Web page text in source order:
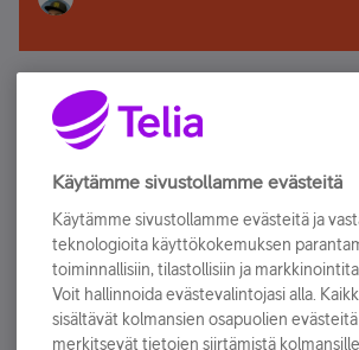
Älä jää paitsi – osallistu ja
Tilaa Telian uutiskirje ja olet mukana
sähköpostiisi.
Tilaa nyt
Käytämme sivustollamme evästeitä
Käytämme sivustollamme evästeitä ja
teknologioita käyttökokemuksen
toiminnallisiin, tilastollisiin ja
Voit hallinnoida evästevalintojasi alla.
sisältävät kolmansien osapuolien
merkitsevät tietojen siirtämistä kolmansille